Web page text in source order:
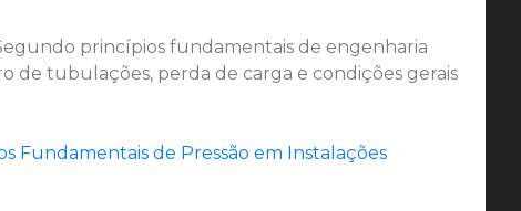
princípios fundamentais de engenharia
de tubulações, perda de carga e condições gerais
Fundamentais de Pressão em Instalações